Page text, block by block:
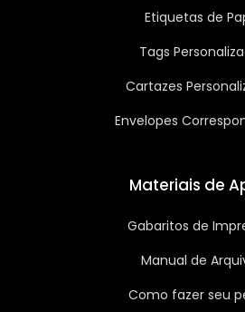
Etiquetas de
Tags
Cartazes
Envelopes
Materiais de
Gabaritos de
Manual de
Como fazer seu